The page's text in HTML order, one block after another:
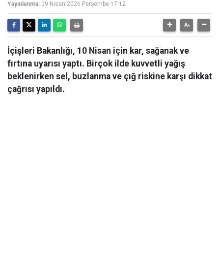
Yayınlanma: 09 Nisan 2026 Perşembe 17:12
İçişleri Bakanlığı, 10 Nisan için kar, sağanak ve
fırtına uyarısı yaptı. Birçok ilde kuvvetli yağış
beklenirken sel, buzlanma ve çığ riskine karşı dikkat
çağrısı yapıldı.